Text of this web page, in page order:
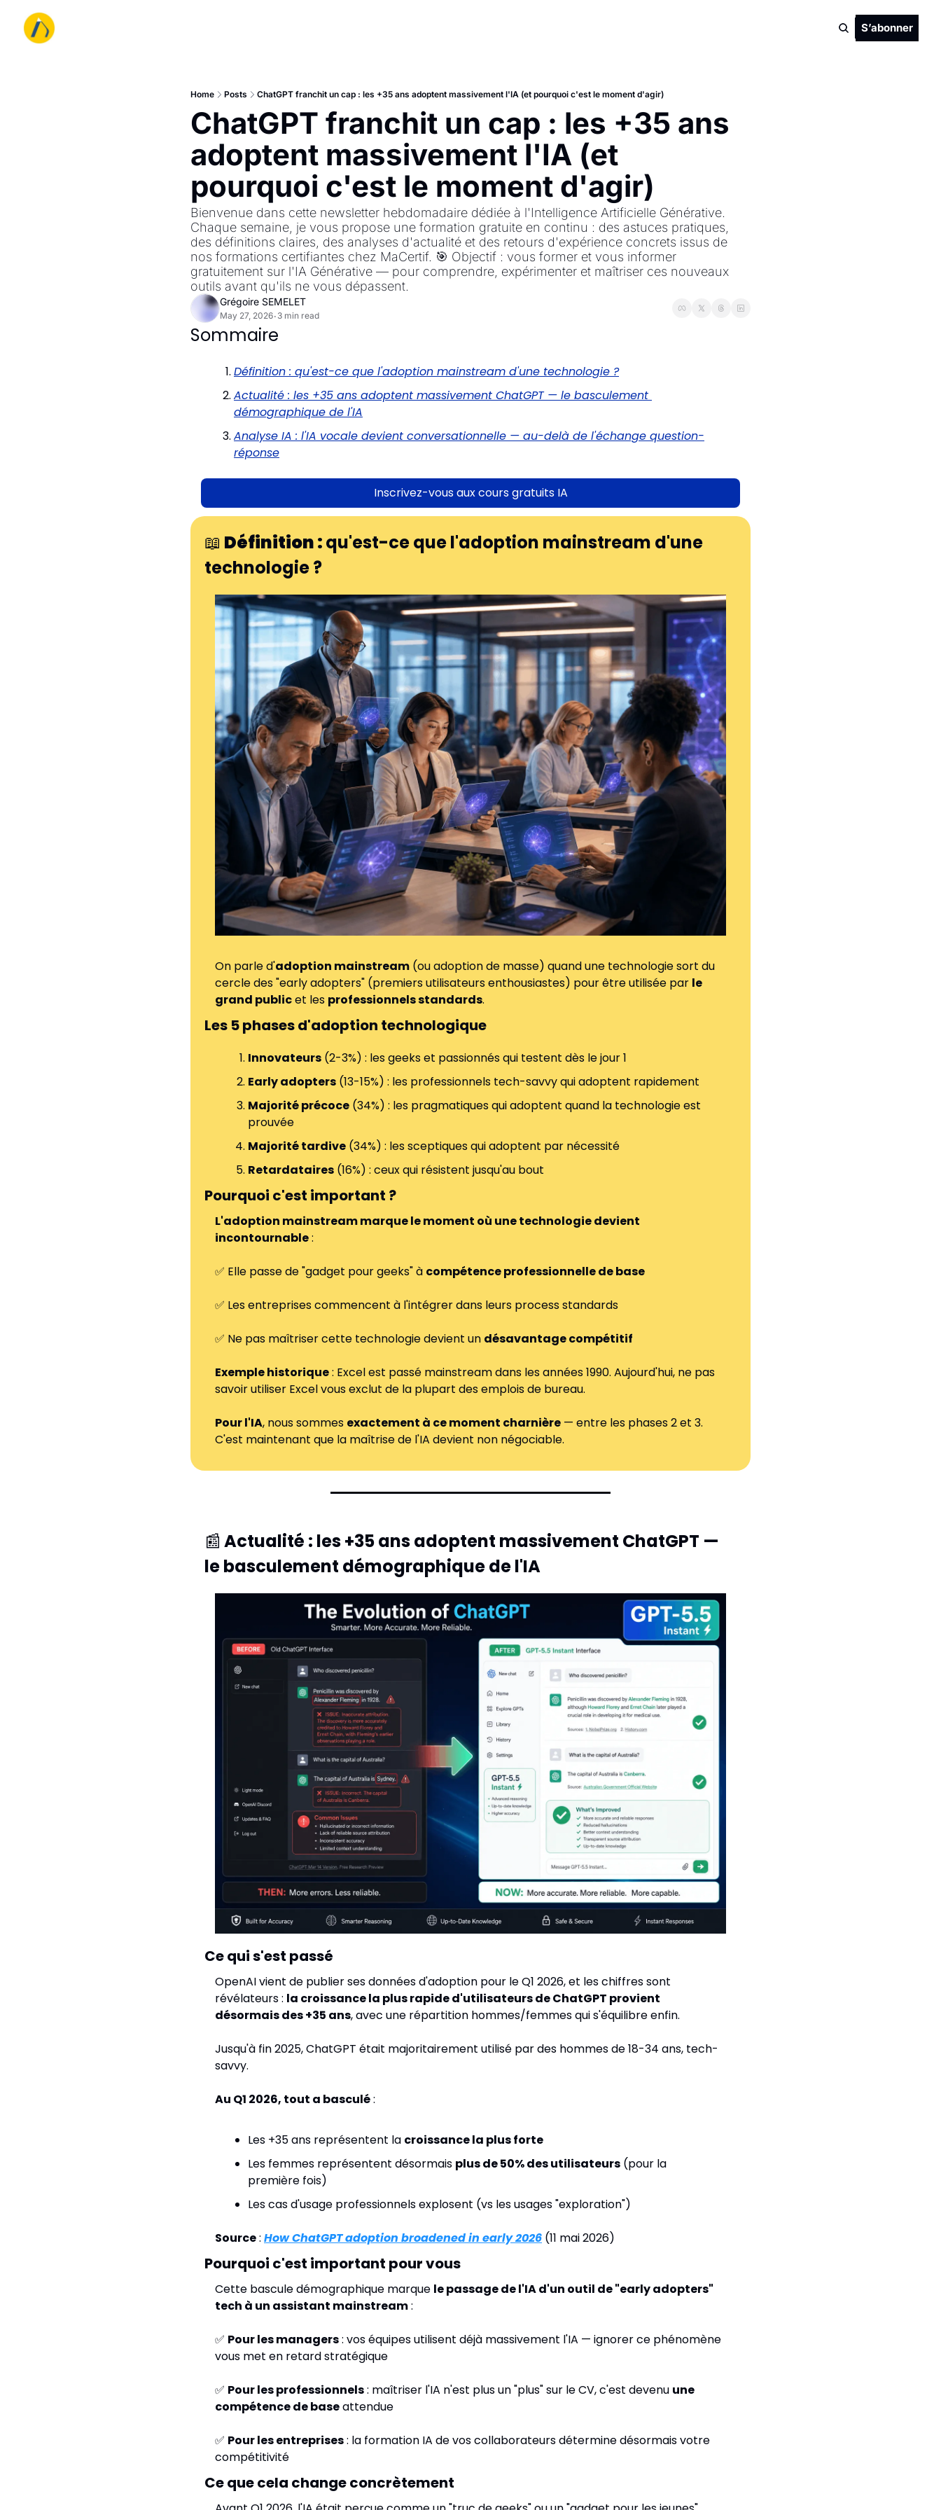
S’abonner
Home Posts ChatGPT franchit un cap : les +35 ans adoptent massivement l'IA (et pourquoi c'est le moment d'agir)
ChatGPT franchit un cap : les +35 ans
adoptent massivement l'IA (et
pourquoi c'est le moment d'agir)
Bienvenue dans cette newsletter hebdomadaire dédiée à l'Intelligence Artificielle Générative.
Chaque semaine, je vous propose une formation gratuite en continu : des astuces pratiques,
des définitions claires, des analyses d'actualité et des retours d'expérience concrets issus de
nos formations certifiantes chez MaCertif. 🎯 Objectif : vous former et vous informer
gratuitement sur l'IA Générative — pour comprendre, expérimenter et maîtriser ces nouveaux
outils avant qu'ils ne vous dépassent.
Grégoire SEMELET
May 27, 2026• 3 min read
Sommaire
Définition : qu'est-ce que l'adoption mainstream d'une technologie ?
Actualité : les +35 ans adoptent massivement ChatGPT — le basculement
démographique de l'IA
Analyse IA : l'IA vocale devient conversationnelle — au-delà de l'échange question-
réponse
Inscrivez-vous aux cours gratuits IA
📖 Définition : qu'est-ce que l'adoption mainstream d'une
technologie ?
On parle d'adoption mainstream (ou adoption de masse) quand une technologie sort du
cercle des "early adopters" (premiers utilisateurs enthousiastes) pour être utilisée par le
grand public et les professionnels standards.
Les 5 phases d'adoption technologique
Innovateurs (2-3%) : les geeks et passionnés qui testent dès le jour 1
Early adopters (13-15%) : les professionnels tech-savvy qui adoptent rapidement
Majorité précoce (34%) : les pragmatiques qui adoptent quand la technologie est
prouvée
Majorité tardive (34%) : les sceptiques qui adoptent par nécessité
Retardataires (16%) : ceux qui résistent jusqu'au bout
Pourquoi c'est important ?
L'adoption mainstream marque le moment où une technologie devient
incontournable :
✅ Elle passe de "gadget pour geeks" à compétence professionnelle de base
✅ Les entreprises commencent à l'intégrer dans leurs process standards
✅ Ne pas maîtriser cette technologie devient un désavantage compétitif
Exemple historique : Excel est passé mainstream dans les années 1990. Aujourd'hui, ne pas
savoir utiliser Excel vous exclut de la plupart des emplois de bureau.
Pour l'IA, nous sommes exactement à ce moment charnière — entre les phases 2 et 3.
C'est maintenant que la maîtrise de l'IA devient non négociable.
📰 Actualité : les +35 ans adoptent massivement ChatGPT —
le basculement démographique de l'IA
Ce qui s'est passé
OpenAI vient de publier ses données d'adoption pour le Q1 2026, et les chiffres sont
révélateurs : la croissance la plus rapide d'utilisateurs de ChatGPT provient
désormais des +35 ans, avec une répartition hommes/femmes qui s'équilibre enfin.
Jusqu'à fin 2025, ChatGPT était majoritairement utilisé par des hommes de 18-34 ans, tech-
savvy.
Au Q1 2026, tout a basculé :
Les +35 ans représentent la croissance la plus forte
Les femmes représentent désormais plus de 50% des utilisateurs (pour la
première fois)
Les cas d'usage professionnels explosent (vs les usages "exploration")
Source : How ChatGPT adoption broadened in early 2026 (11 mai 2026)
Pourquoi c'est important pour vous
Cette bascule démographique marque le passage de l'IA d'un outil de "early adopters"
tech à un assistant mainstream :
✅ Pour les managers : vos équipes utilisent déjà massivement l'IA — ignorer ce phénomène
vous met en retard stratégique
✅ Pour les professionnels : maîtriser l'IA n'est plus un "plus" sur le CV, c'est devenu une
compétence de base attendue
✅ Pour les entreprises : la formation IA de vos collaborateurs détermine désormais votre
compétitivité
Ce que cela change concrètement